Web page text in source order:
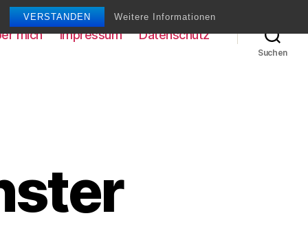
VERSTANDEN Weitere Informationen
mich Impressum Datenschutz
Suchen